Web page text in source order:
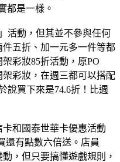
都是一樣。
活動，但其並不參與任何
五折、加一元多一件等都
彩妝85折活動，原PO
彩妝，在週三都可以搭配
說買下來是74.6折！比週
和國泰世華卡優惠活動
還有點數六倍送。店員
，但只要搞懂遊戲規則，